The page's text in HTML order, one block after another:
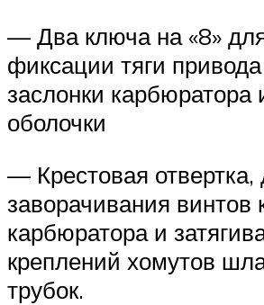
— Два ключа на «8»
фиксации тяги
заслонки карбюратора
оболочки
— Крестовая отвертка,
заворачивания винтов
карбюратора и
креплений хомутов
трубок.